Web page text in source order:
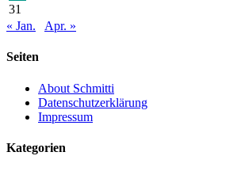
31
« Jan.
Apr. »
Seiten
About Schmitti
Datenschutzerklärung
Impressum
Kategorien